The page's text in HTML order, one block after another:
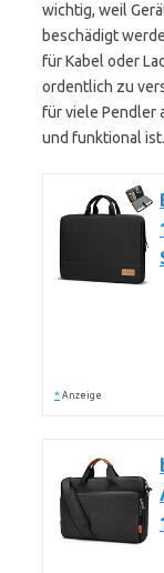
wichtig, weil
beschädigt
für Kabel oder
ordentlich zu
für viele Pendler
und funktional ist.
* Anzeige